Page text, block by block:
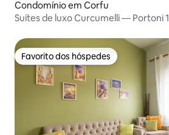
Condomínio em Corfu
Suítes de luxo Curcumelli — Portoni 1
Favorito dos hóspedes
Favorito dos hóspedes